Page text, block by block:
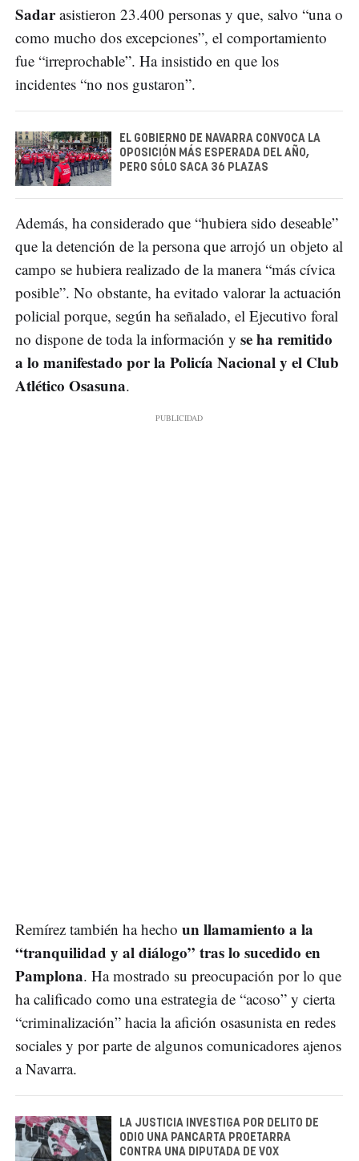
Sadarasistieron 23.400 personas y que, salvo “una o
como mucho dos excepciones”, el comportamiento
fue “irreprochable”. Ha insistido en que los
incidentes “no nos gustaron”.
EL GOBIERNO DE NAVARRA CONVOCA LA
OPOSICIÓN MÁS ESPERADA DEL AÑO,
PERO SÓLO SACA 36 PLAZAS
Además, ha considerado que “hubiera sido deseable”
que la detención de la persona que arrojó un objeto al
campo se hubiera realizado de la manera “más cívica
posible”. No obstante, ha evitado valorar la actuación
policial porque, según ha señalado, el Ejecutivo foral
no dispone de toda la información y se ha remitido
a lo manifestado por la Policía Nacional y el Club
Atlético Osasuna.
Remírez también ha hecho un llamamiento a la
“tranquilidad y al diálogo” tras lo sucedido en
Pamplona. Ha mostrado su preocupación por lo que
ha calificado como una estrategia de “acoso” y cierta
“criminalización” hacia la afición osasunista en redes
sociales y por parte de algunos comunicadores ajenos
a Navarra.
LA JUSTICIA INVESTIGA POR DELITO DE
ODIO UNA PANCARTA PROETARRA
CONTRA UNA DIPUTADA DE VOX